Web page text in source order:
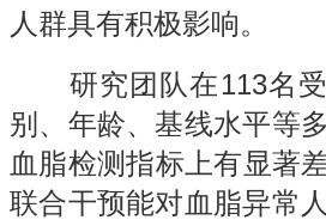
人群具有积极影响。
研究团队在113名受
别、年龄、基线水平等
血脂检测指标上有显著
联合干预能对血脂异常